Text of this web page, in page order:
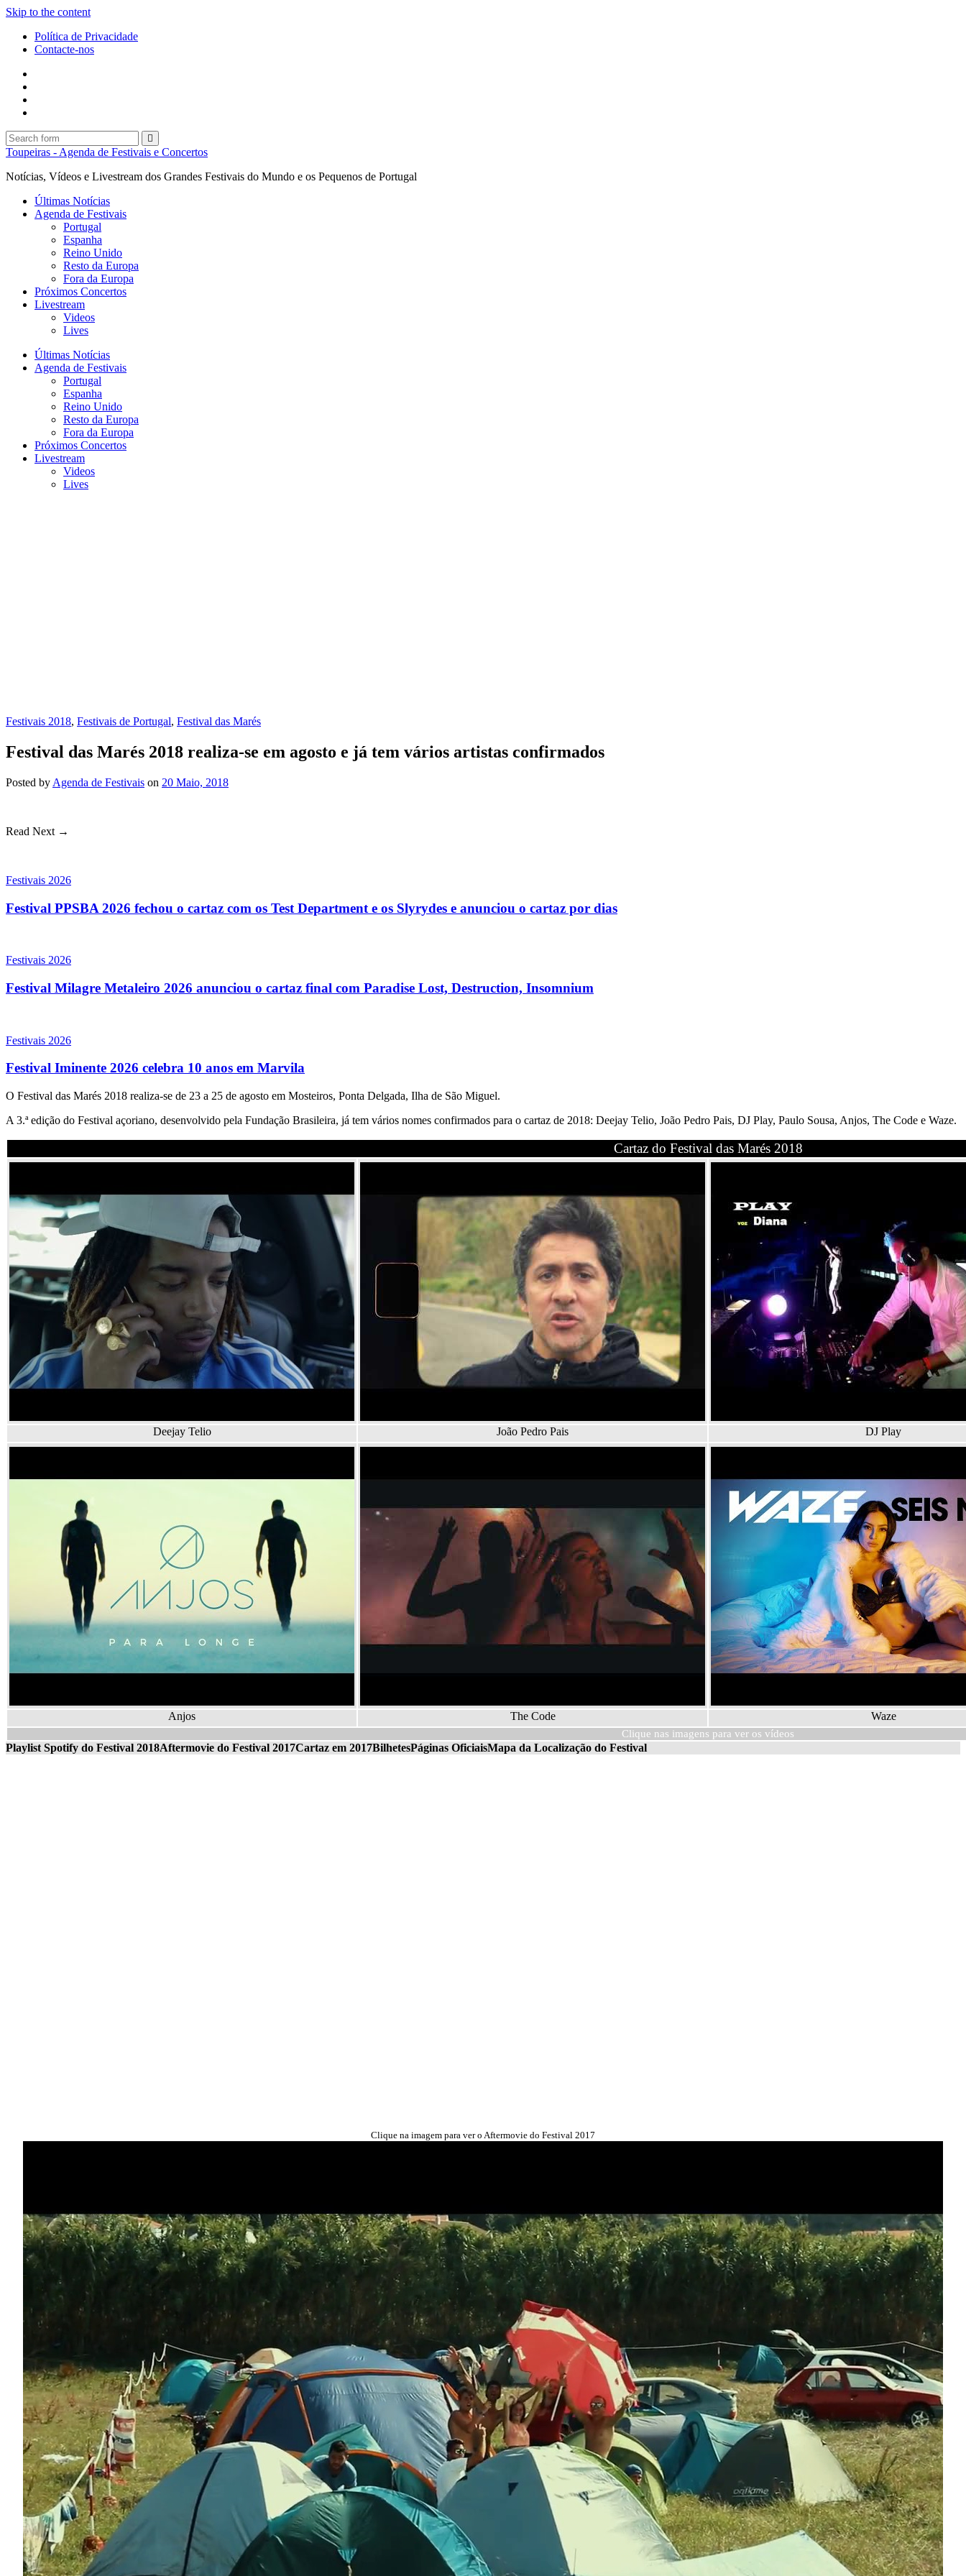
Skip to the content
Política de Privacidade
Contacte-nos
Toupeiras - Agenda de Festivais e Concertos
Notícias, Vídeos e Livestream dos Grandes Festivais do Mundo e os Pequenos de Portugal
Últimas Notícias
Agenda de Festivais
Portugal
Espanha
Reino Unido
Resto da Europa
Fora da Europa
Próximos Concertos
Livestream
Videos
Lives
Últimas Notícias
Agenda de Festivais
Portugal
Espanha
Reino Unido
Resto da Europa
Fora da Europa
Próximos Concertos
Livestream
Videos
Lives
Festivais 2018, Festivais de Portugal, Festival das Marés
Festival das Marés 2018 realiza-se em agosto e já tem vários artistas confirmados
Posted by Agenda de Festivais on 20 Maio, 2018
Read Next →
Festivais 2026
Festival PPSBA 2026 fechou o cartaz com os Test Department e os Slyrydes e anunciou o cartaz por dias
Festivais 2026
Festival Milagre Metaleiro 2026 anunciou o cartaz final com Paradise Lost, Destruction, Insomnium
Festivais 2026
Festival Iminente 2026 celebra 10 anos em Marvila
O Festival das Marés 2018 realiza-se de 23 a 25 de agosto em Mosteiros, Ponta Delgada, Ilha de São Miguel.
A 3.ª edição do Festival açoriano, desenvolvido pela Fundação Brasileira, já tem vários nomes confirmados para o cartaz de 2018: Deejay Telio, João Pedro Pais, DJ Play, Paulo Sousa, Anjos, The Code e Waze.
Cartaz do Festival das Marés 2018
Deejay Telio João Pedro Pais DJ Play
Anjos The Code Waze
Clique nas imagens para ver os vídeos
Playlist Spotify do Festival 2018Aftermovie do Festival 2017Cartaz em 2017BilhetesPáginas OficiaisMapa da Localização do Festival
Clique na imagem para ver o Aftermovie do Festival 2017